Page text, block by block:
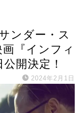
ンダー・ス
『インフィ
開決定！
2024年2月1日